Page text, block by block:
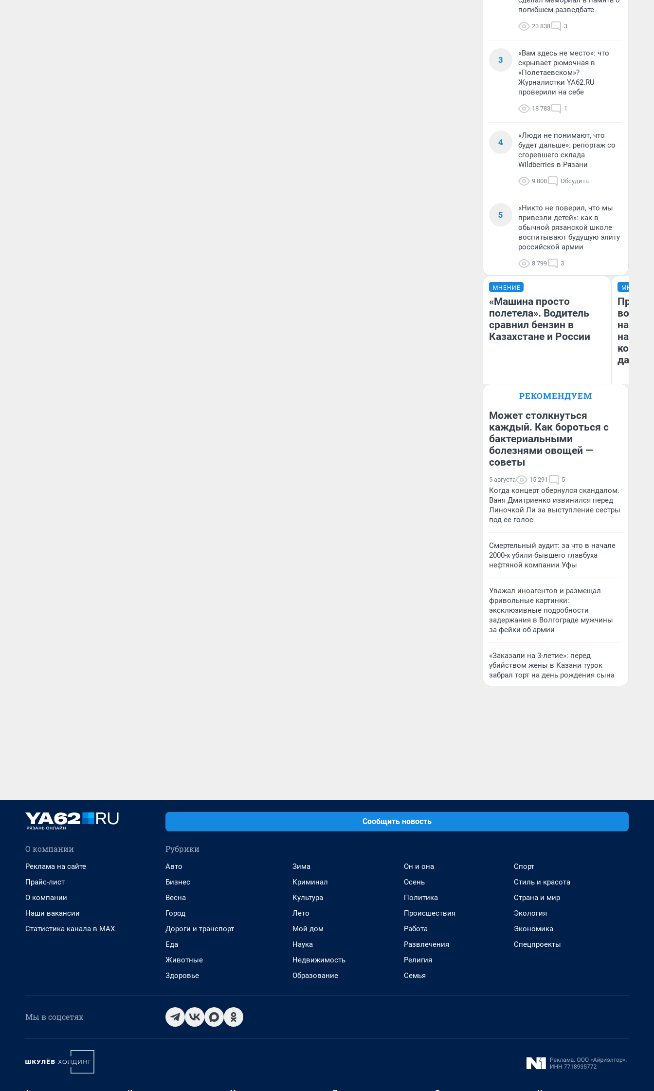
погибшем разведбате
23 838 3
3
«Вам здесь не место»: что
скрывает рюмочная в
«Полетаевском»?
Журналистки YA62.RU
проверили на себе
18 783 1
4
«Люди не понимают, что
будет дальше»: репортаж со
сгоревшего склада
Wildberries в Рязани
9 808 Обсудить
5
«Никто не поверил, что мы
привезли детей»: как в
обычной рязанской школе
воспитывают будущую элиту
российской армии
8 799 3
МНЕНИЕ
«Машина просто
полетела». Водитель
сравнил бензин в
Казахстане и России
Анатолий Кузнецов
МНЕНИЕ
нам
даже
РЕКОМЕНДУЕМ
Может столкнуться
каждый. Как бороться с
бактериальными
болезнями овощей —
советы
5 августа 15 291 5
Когда концерт обернулся скандалом.
Ваня Дмитриенко извинился перед
Линочкой Ли за выступление сестры
под ее голос
Смертельный аудит: за что в начале
2000-х убили бывшего главбуха
нефтяной компании Уфы
Уважал иноагентов и размещал
фривольные картинки:
эксклюзивные подробности
задержания в Волгограде мужчины
за фейки об армии
«Заказали на 3-летие»: перед
убийством жены в Казани турок
забрал торт на день рождения сына
Сообщить новость
О компании
Реклама на сайте
Прайс-лист
О компании
Наши вакансии
Статистика канала в MAX
Рубрики
Авто
Бизнес
Весна
Город
Дороги и транспорт
Еда
Животные
Здоровье
Зима
Криминал
Культура
Лето
Мой дом
Наука
Недвижимость
Образование
Он и она
Осень
Политика
Происшествия
Работа
Развлечения
Религия
Семья
Спорт
Стиль и красота
Страна и мир
Экология
Экономика
Спецпроекты
Мы в соцсетях